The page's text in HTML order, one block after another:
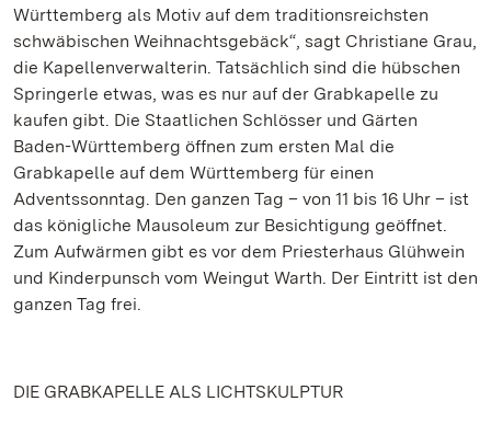
Württemberg als Motiv auf dem traditionsreichsten
schwäbischen Weihnachtsgebäck“, sagt Christiane Grau,
die Kapellenverwalterin. Tatsächlich sind die hübschen
Springerle etwas, was es nur auf der Grabkapelle zu
kaufen gibt. Die Staatlichen Schlösser und Gärten
Baden-Württemberg öffnen zum ersten Mal die
Grabkapelle auf dem Württemberg für einen
Adventssonntag. Den ganzen Tag – von 11 bis 16 Uhr – ist
das königliche Mausoleum zur Besichtigung geöffnet.
Zum Aufwärmen gibt es vor dem Priesterhaus Glühwein
und Kinderpunsch vom Weingut Warth. Der Eintritt ist den
ganzen Tag frei.
DIE GRABKAPELLE ALS LICHTSKULPTUR